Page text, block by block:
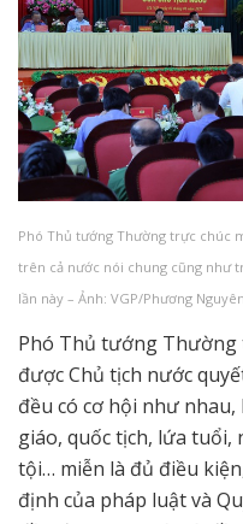
Phó Thủ tướng Thường trực chúc
trên cả nước nói chung cũng như
lần này – Ảnh: VGP/Phương Nguyên
Phó Thủ tướng Thường
được Chủ tịch nước
đều có cơ hội như
giáo, quốc tịch, lứa tuổi,
tội… miễn là đủ điều
định của pháp luật và